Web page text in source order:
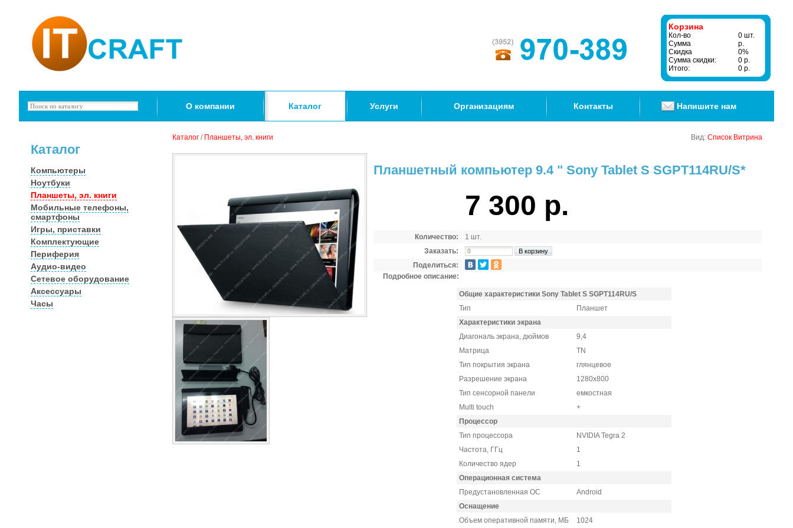
Корзина
Кол-во
0 шт.
Сумма
р.
Скидка
0%
Сумма скидки:
0 р.
Итого:
0 р.
О компании Каталог Услуги Организациям Контакты Напишите нам
Каталог
Компьютеры
Ноутбуки
Планшеты, эл. книги
Мобильные телефоны,
смартфоны
Игры, приставки
Комплектующие
Периферия
Аудио-видео
Сетевое оборудование
Аксессуары
Часы
Каталог / Планшеты, эл. книги Вид: Список Витрина
Планшетный компьютер 9.4 " Sony Tablet S SGPT114RU/S*
7 300 р.
Количество:
1 шт.
Заказать:
Поделиться:
Подробное описание:
Общие характеристики Sony Tablet S SGPT114RU/S
Тип
Планшет
Характеристики экрана
Диагональ экрана, дюймов
9,4
Матрица
TN
Тип покрытия экрана
глянцевое
Разрешение экрана
1280x800
Тип сенсорной панели
емкостная
Multi touch
+
Процессор
Тип процессора
NVIDIA Tegra 2
Частота, ГГц
1
Количество ядер
1
Операционная система
Предустановленная ОС
Android
Оснащение
Объем оперативной памяти, МБ
1024